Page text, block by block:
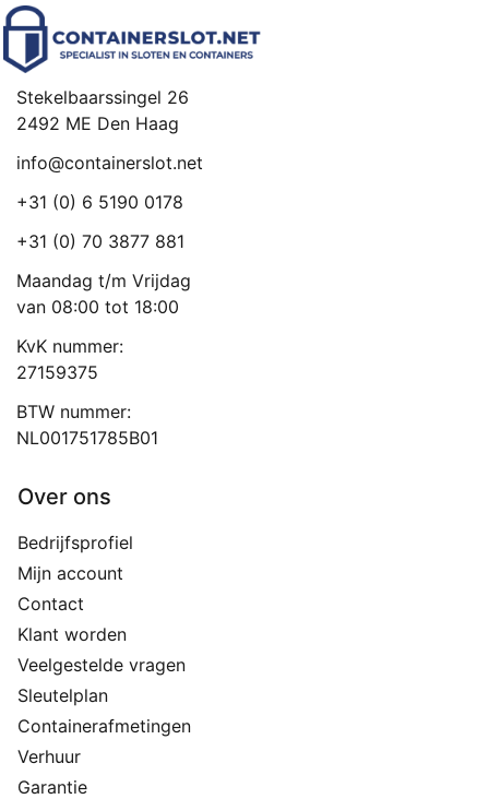
Stekelbaarssingel 26
2492 ME Den Haag
info@containerslot.net
+31 (0) 6 5190 0178
+31 (0) 70 3877 881
Maandag t/m Vrijdag
van 08:00 tot 18:00
KvK nummer:
27159375
BTW nummer:
NL001751785B01
Over ons
Bedrijfsprofiel
Mijn account
Contact
Klant worden
Veelgestelde vragen
Sleutelplan
Containerafmetingen
Verhuur
Garantie